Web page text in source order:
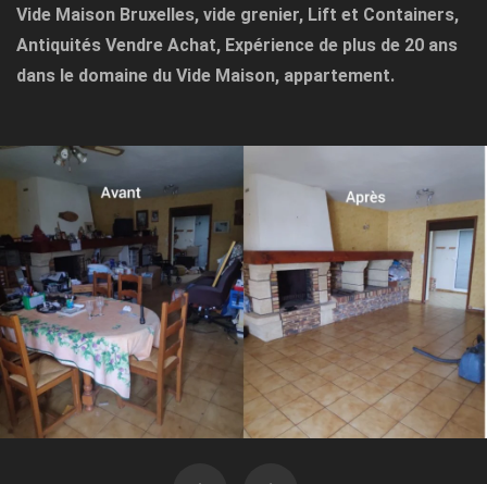
Vide Maison Bruxelles, vide grenier, Lift et Containers,
Antiquités Vendre Achat, Expérience de plus de 20 ans
dans le domaine du Vide Maison, appartement.